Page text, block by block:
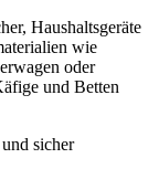
Haushaltsgeräte
wie
oder
und Betten
sicher